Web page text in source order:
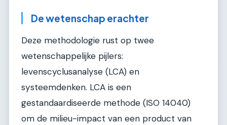
De wetenschap erachter
Deze methodologie rust op twee
wetenschappelijke pijlers:
levenscyclusanalyse (LCA) en
systeemdenken. LCA is een
gestandaardiseerde methode (ISO 14040)
om de milieu-impact van een product van